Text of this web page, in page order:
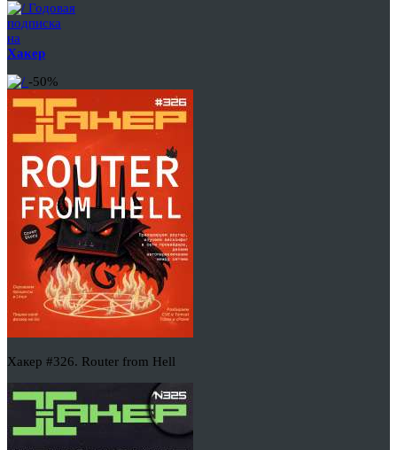
Годовая
подписка
на
Хакер
-50%
Хакер #326. Router from Hell